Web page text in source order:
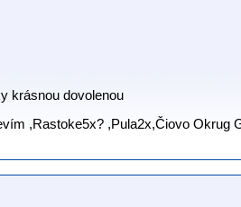
krásnou dovolenou
,Rastoke5x? ,Pula2x,Čiovo Okrug